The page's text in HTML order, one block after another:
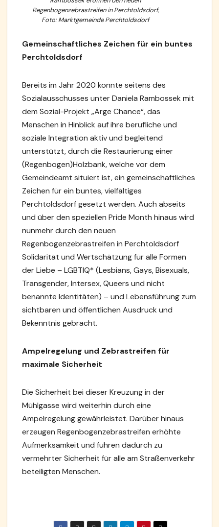
Regenbogenzebrastreifen in Perchtoldsdorf,
Foto: Marktgemeinde Perchtoldsdorf
Gemeinschaftliches Zeichen für ein buntes
Perchtoldsdorf
Bereits im Jahr 2020 konnte seitens des
Sozialausschusses unter Daniela Rambossek mit
dem Sozial-Projekt „Arge Chance“, das
Menschen in Hinblick auf ihre berufliche und
soziale Integration aktiv und begleitend
unterstützt, durch die Restaurierung einer
(Regenbogen)Holzbank, welche vor dem
Gemeindeamt situiert ist, ein gemeinschaftliches
Zeichen für ein buntes, vielfältiges
Perchtoldsdorf gesetzt werden. Auch abseits
und über den speziellen Pride Month hinaus wird
nunmehr durch den neuen
Regenbogenzebrastreifen in Perchtoldsdorf
Solidarität und Wertschätzung für alle Formen
der Liebe – LGBTIQ* (Lesbians, Gays, Bisexuals,
Transgender, Intersex, Queers und nicht
benannte Identitäten) – und Lebensführung zum
sichtbaren und öffentlichen Ausdruck und
Bekenntnis gebracht.
Ampelregelung und Zebrastreifen für
maximale Sicherheit
Die Sicherheit bei dieser Kreuzung in der
Mühlgasse wird weiterhin durch eine
Ampelregelung gewährleistet. Darüber hinaus
erzeugen Regenbogenzebrastreifen erhöhte
Aufmerksamkeit und führen dadurch zu
vermehrter Sicherheit für alle am Straßenverkehr
beteiligten Menschen.